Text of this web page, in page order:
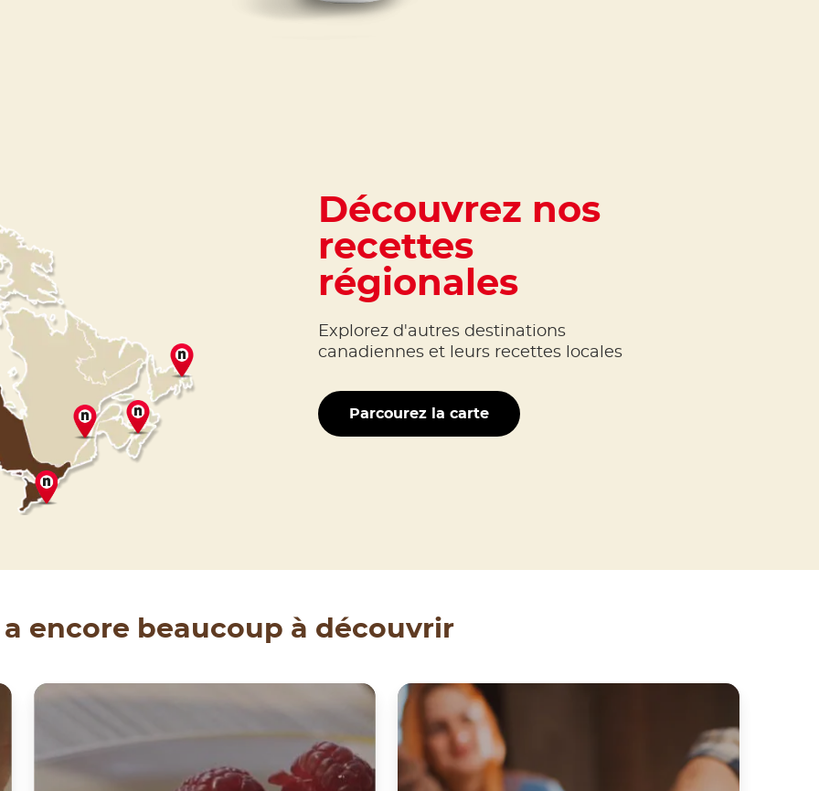
Découvrez nos
recettes
régionales
Explorez d'autres destinations
canadiennes et leurs recettes locales
Parcourez la carte
a encore beaucoup à découvrir